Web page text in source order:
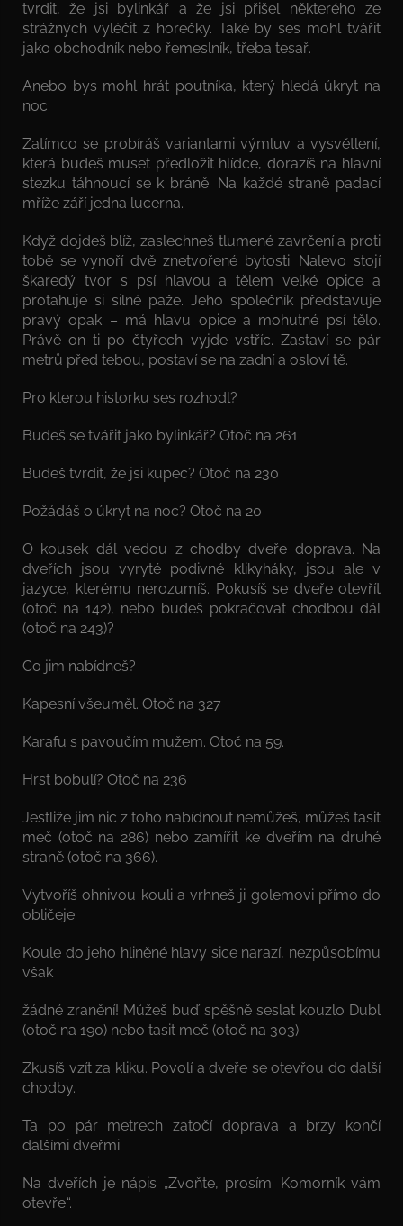
tvrdit, že jsi bylinkář a že jsi přišel některého ze
strážných vyléčit z horečky. Také by ses mohl tvářit
jako obchodník nebo řemeslník, třeba tesař.
Anebo bys mohl hrát poutníka, který hledá úkryt na
noc.
Zatímco se probíráš variantami výmluv a vysvětlení,
která budeš muset předložit hlídce, dorazíš na hlavní
stezku táhnoucí se k bráně. Na každé straně padací
mříže září jedna lucerna.
Když dojdeš blíž, zaslechneš tlumené zavrčení a proti
tobě se vynoří dvě znetvořené bytosti. Nalevo stojí
škaredý tvor s psí hlavou a tělem velké opice a
protahuje si silné paže. Jeho společník představuje
pravý opak – má hlavu opice a mohutné psí tělo.
Právě on ti po čtyřech vyjde vstříc. Zastaví se pár
metrů před tebou, postaví se na zadní a osloví tě.
Pro kterou historku ses rozhodl?
Budeš se tvářit jako bylinkář? Otoč na 261
Budeš tvrdit, že jsi kupec? Otoč na 230
Požádáš o úkryt na noc? Otoč na 20
O kousek dál vedou z chodby dveře doprava. Na
dveřích jsou vyryté podivné klikyháky, jsou ale v
jazyce, kterému nerozumíš. Pokusíš se dveře otevřít
(otoč na 142), nebo budeš pokračovat chodbou dál
(otoč na 243)?
Co jim nabídneš?
Kapesní všeuměl. Otoč na 327
Karafu s pavoučím mužem. Otoč na 59.
Hrst bobulí? Otoč na 236
Jestliže jim nic z toho nabídnout nemůžeš, můžeš tasit
meč (otoč na 286) nebo zamířit ke dveřím na druhé
straně (otoč na 366).
Vytvoříš ohnivou kouli a vrhneš ji golemovi přímo do
obličeje.
Koule do jeho hliněné hlavy sice narazí, nezpůsobímu
však
žádné zranění! Můžeš buď spěšně seslat kouzlo Dubl
(otoč na 190) nebo tasit meč (otoč na 303).
Zkusíš vzít za kliku. Povolí a dveře se otevřou do další
chodby.
Ta po pár metrech zatočí doprava a brzy končí
dalšími dveřmi.
Na dveřích je nápis „Zvoňte, prosím. Komorník vám
otevře.“.